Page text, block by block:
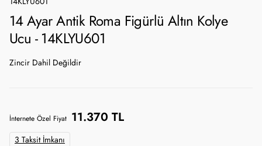
14 Ayar Antik Roma Figürlü Altın Kolye
Ucu - 14KLYU601
Zincir Dahil Değildir
İnternete Özel Fiyat 11.370 TL
3 Taksit İmkanı